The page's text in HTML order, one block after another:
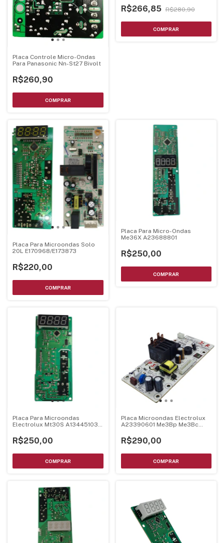
Placa Controle Micro-Ondas
Para Panasonic Nn-St27 Bivolt
R$260,90
R$266,85 R$280,90
Placa Para Microondas Solo
20L E170968/E173873
R$220,00
Placa Para Micro-Ondas
Me36X A23688801
R$250,00
Placa Para Microondas
Electrolux Mt30S A13445103
R$250,00
Placa Microondas Electrolux
A23390601 Me3Bp Me3Bc
R$290,00